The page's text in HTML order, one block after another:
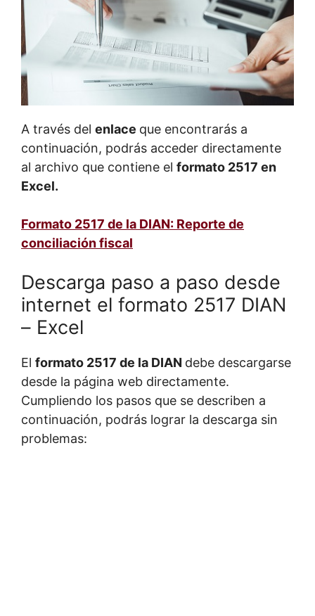
A través del enlace que encontrarás a
continuación, podrás acceder directamente
al archivo que contiene el formato 2517 en
Excel.
Formato 2517 de la DIAN: Reporte de
conciliación fiscal
Descarga paso a paso desde
internet el formato 2517 DIAN
– Excel
El formato 2517 de la DIAN debe descargarse
desde la página web directamente.
Cumpliendo los pasos que se describen a
continuación, podrás lograr la descarga sin
problemas: